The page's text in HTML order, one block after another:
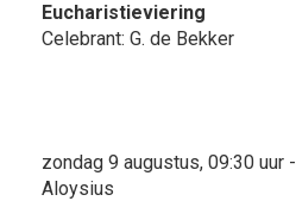
Eucharistieviering
Celebrant: G. de Bekker
zondag 9 augustus, 09:30 uur -
Aloysius